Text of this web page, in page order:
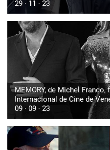
29 · 11 · 23
MEMORY, de Michel
Internacional de Cine de
09 · 09 · 23